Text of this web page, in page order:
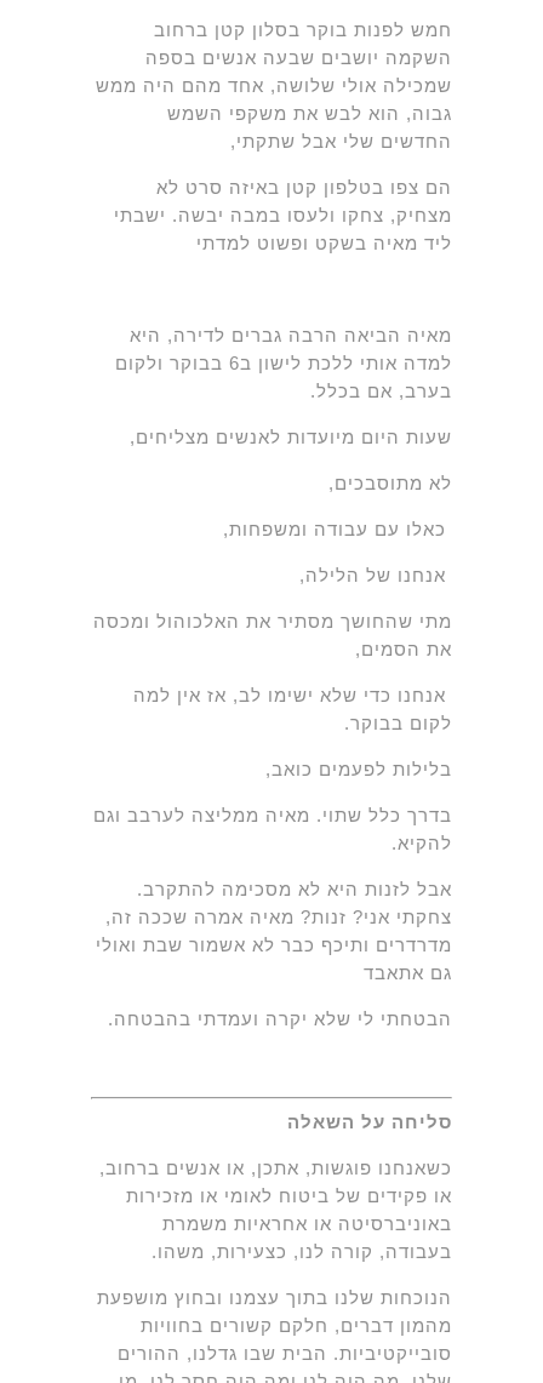
חמש לפנות בוקר בסלון קטן ברחוב
השקמה יושבים שבעה אנשים בספה
שמכילה אולי שלושה, אחד מהם היה ממש
גבוה, הוא לבש את משקפי השמש
החדשים שלי אבל שתקתי,
הם צפו בטלפון קטן באיזה סרט לא
מצחיק, צחקו ולעסו במבה יבשה. ישבתי
ליד מאיה בשקט ופשוט למדתי
מאיה הביאה הרבה גברים לדירה, היא
למדה אותי ללכת לישון ב6 בבוקר ולקום
בערב, אם בכלל.
שעות היום מיועדות לאנשים מצליחים,
לא מתוסבכים,
כאלו עם עבודה ומשפחות,
אנחנו של הלילה,
מתי שהחושך מסתיר את האלכוהול ומכסה
את הסמים,
אנחנו כדי שלא ישימו לב, אז אין למה
לקום בבוקר.
בלילות לפעמים כואב,
בדרך כלל שתוי. מאיה ממליצה לערבב וגם
להקיא.
אבל לזנות היא לא מסכימה להתקרב.
צחקתי אני? זנות? מאיה אמרה שככה זה,
מדרדרים ותיכף כבר לא אשמור שבת ואולי
גם אתאבד
הבטחתי לי שלא יקרה ועמדתי בהבטחה.
סליחה על השאלה
כשאנחנו פוגשות, אתכן, או אנשים ברחוב,
או פקידים של ביטוח לאומי או מזכירות
באוניברסיטה או אחראיות משמרת
בעבודה, קורה לנו, כצעירות, משהו.
הנוכחות שלנו בתוך עצמנו ובחוץ מושפעת
מהמון דברים, חלקם קשורים בחוויות
סובייקטיביות. הבית שבו גדלנו, ההורים